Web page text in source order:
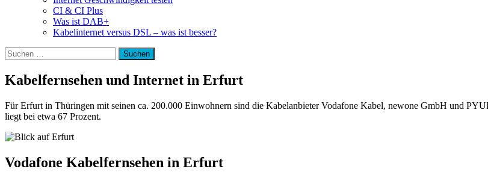
CI & CI Plus
Was ist DAB+
Kabelinternet versus DSL – was ist besser?
Suchen
nach:
Kabelfernsehen und Internet in Erfurt
Für Erfurt in Thüringen mit seinen ca. 200.000 Einwohnern sind die Kabelanbieter Vodafone Kabel, newone GmbH und
liegt bei etwa 67 Prozent.
Vodafone Kabelfernsehen in Erfurt